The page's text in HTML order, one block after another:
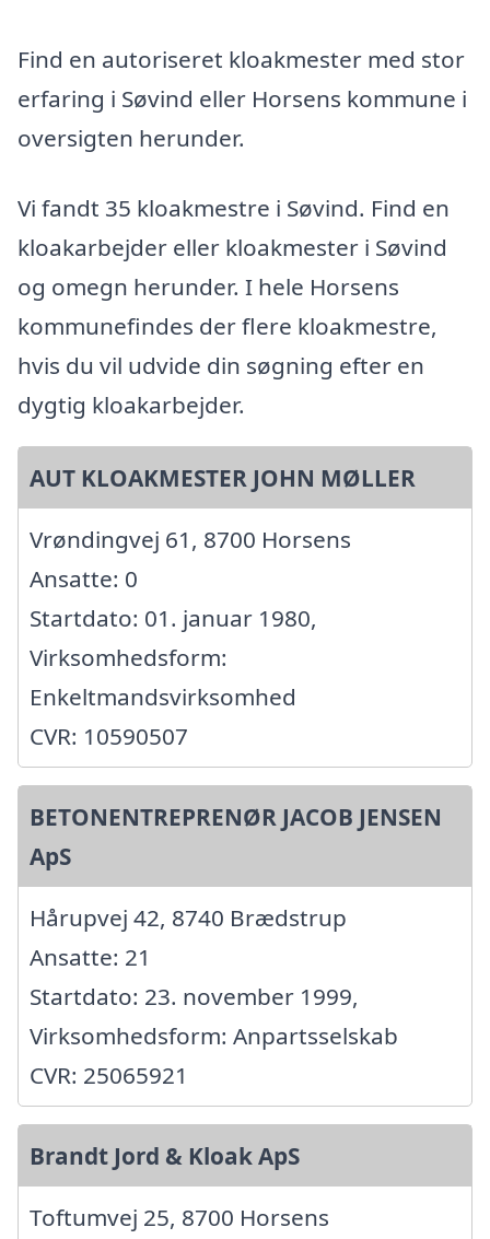
Find en autoriseret kloakmester med stor
erfaring i Søvind eller Horsens kommune i
oversigten herunder.
Vi fandt 35 kloakmestre i Søvind. Find en
kloakarbejder eller kloakmester i Søvind
og omegn herunder. I hele Horsens
kommunefindes der flere kloakmestre,
hvis du vil udvide din søgning efter en
dygtig kloakarbejder.
AUT KLOAKMESTER JOHN MØLLER
Vrøndingvej 61, 8700 Horsens
Ansatte: 0
Startdato: 01. januar 1980,
Virksomhedsform:
Enkeltmandsvirksomhed
CVR: 10590507
BETONENTREPRENØR JACOB JENSEN
ApS
Hårupvej 42, 8740 Brædstrup
Ansatte: 21
Startdato: 23. november 1999,
Virksomhedsform: Anpartsselskab
CVR: 25065921
Brandt Jord & Kloak ApS
Toftumvej 25, 8700 Horsens